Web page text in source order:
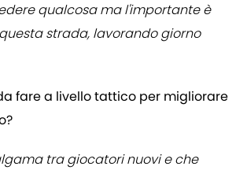
qualcosa ma l'importante è
strada, lavorando giorno
fare a livello tattico per migliorare
tra giocatori nuovi e che